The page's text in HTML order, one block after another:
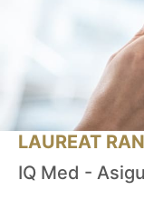
LAUREAT
IQ Med -